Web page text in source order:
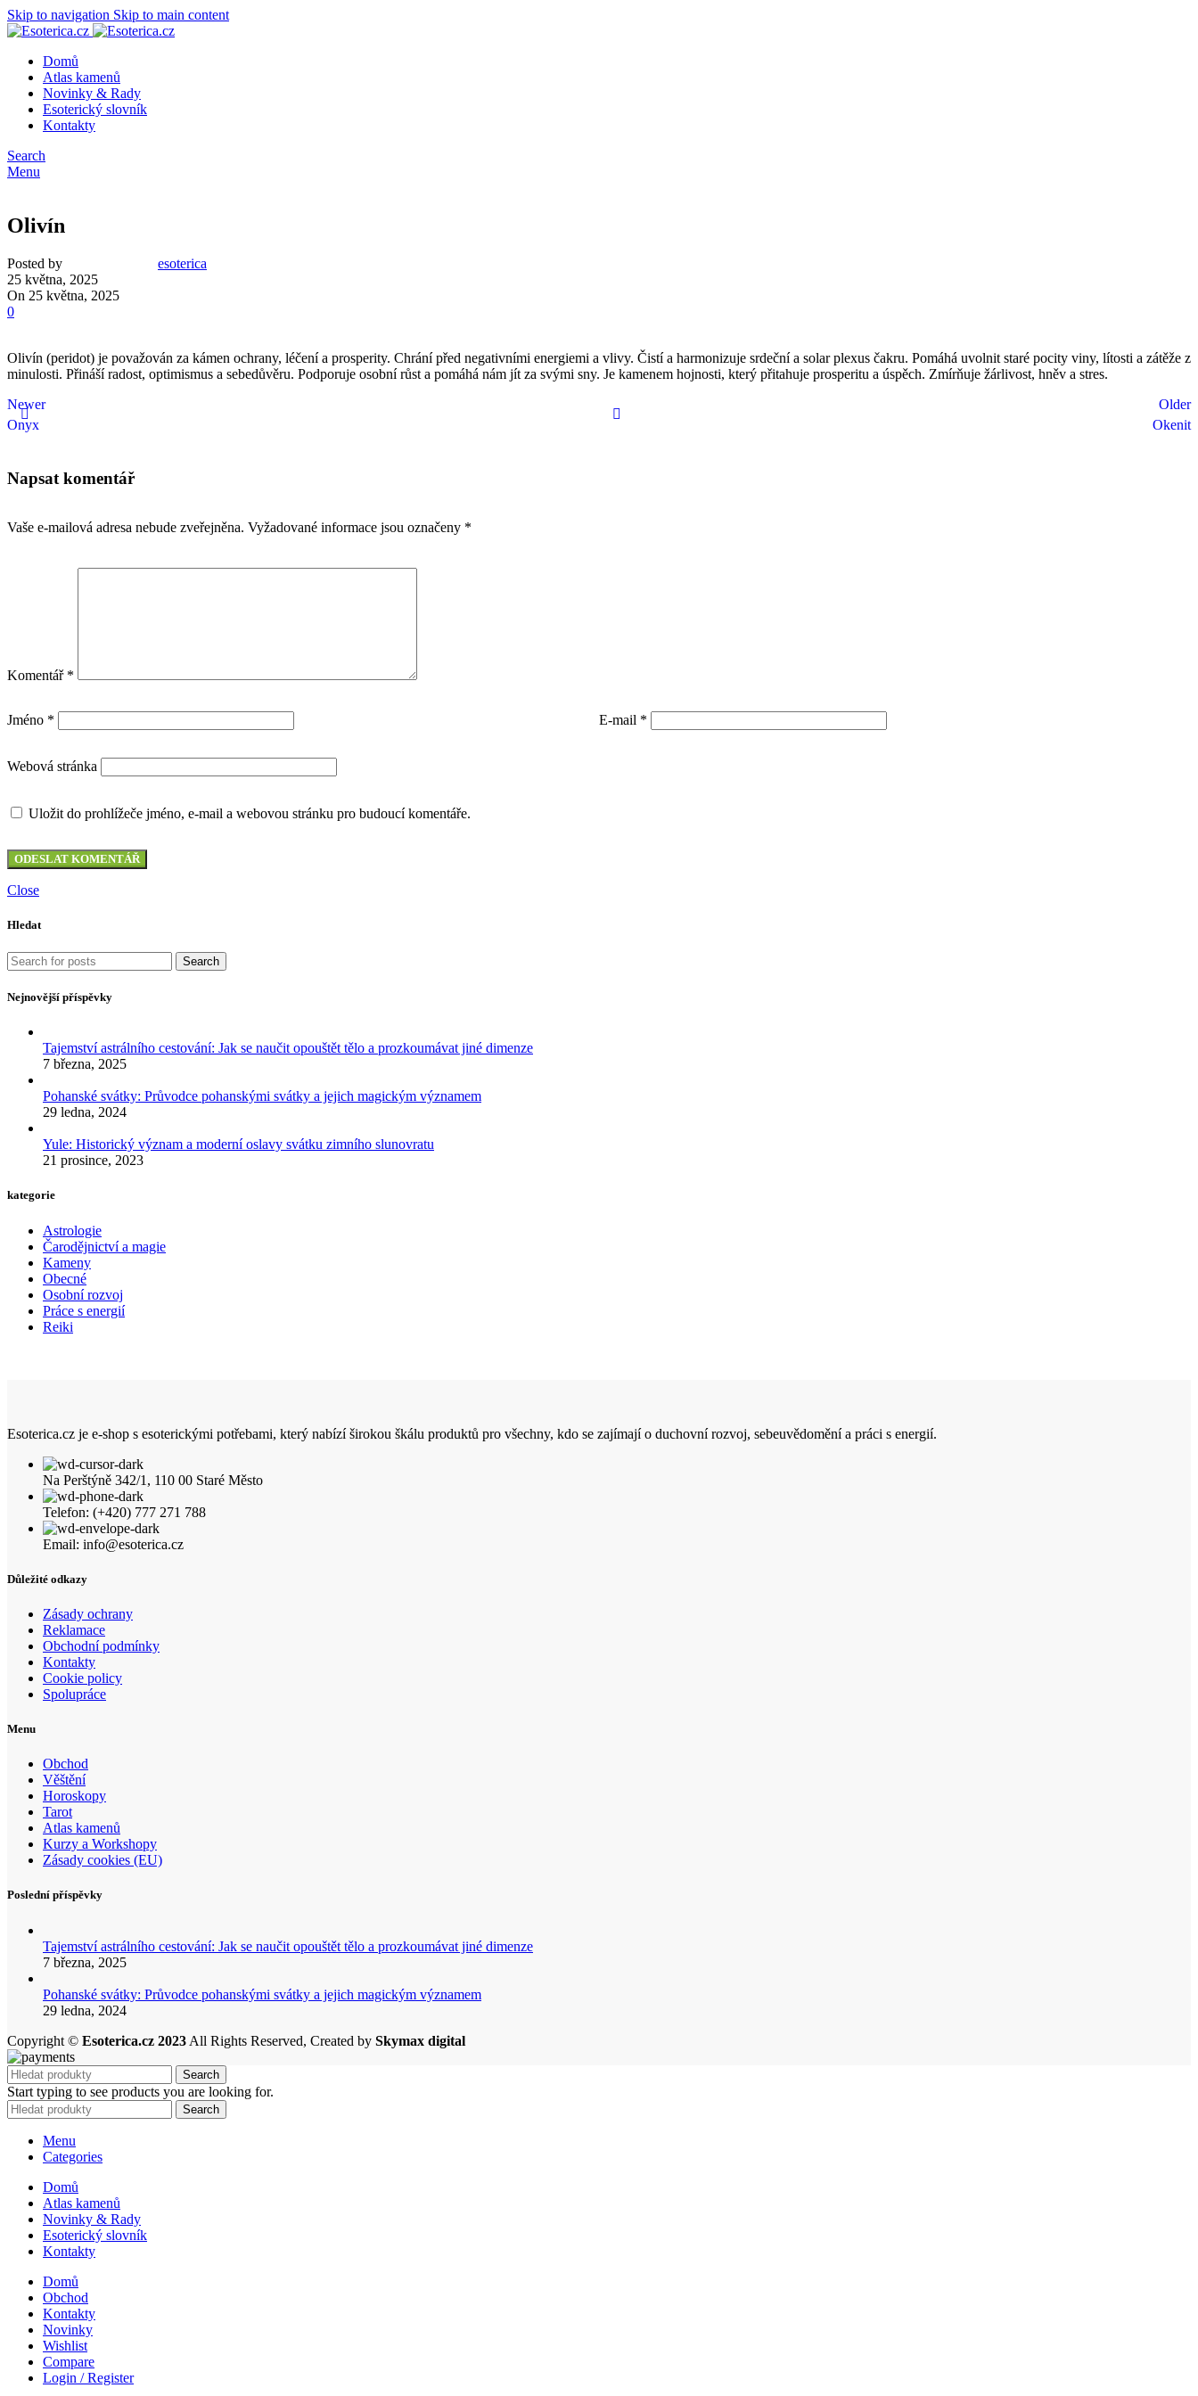
Skip to navigation Skip to main content
Domů
Atlas kamenů
Novinky & Rady
Esoterický slovník
Kontakty
Search
Menu
Olivín
Posted by
esoterica
25 května, 2025
On 25 května, 2025
0
Olivín (peridot) je považován za kámen ochrany, léčení a prosperity. Chrání před negativními energiemi a vlivy. Čistí a harmonizuje srdeční a solar plexus čakru. Pomáhá uvolnit staré pocity viny, lítosti a zátěže z
minulosti. Přináší radost, optimismus a sebedůvěru. Podporuje osobní růst a pomáhá nám jít za svými sny. Je kamenem hojnosti, který přitahuje prosperitu a úspěch. Zmírňuje žárlivost, hněv a stres.
Newer
Onyx
Older
Okenit
Napsat komentář
Vaše e-mailová adresa nebude zveřejněna. Vyžadované informace jsou označeny *
Komentář *
Jméno * E-mail *
Webová stránka
Uložit do prohlížeče jméno, e-mail a webovou stránku pro budoucí komentáře.
Close
Hledat
Search
Nejnovější příspěvky
Tajemství astrálního cestování: Jak se naučit opouštět tělo a prozkoumávat jiné dimenze
7 března, 2025
Pohanské svátky: Průvodce pohanskými svátky a jejich magickým významem
29 ledna, 2024
Yule: Historický význam a moderní oslavy svátku zimního slunovratu
21 prosince, 2023
kategorie
Astrologie
Čarodějnictví a magie
Kameny
Obecné
Osobní rozvoj
Práce s energií
Reiki
Esoterica.cz je e-shop s esoterickými potřebami, který nabízí širokou škálu produktů pro všechny, kdo se zajímají o duchovní rozvoj, sebeuvědomění a práci s energií.
Na Perštýně 342/1, 110 00 Staré Město
Telefon: (+420) 777 271 788
Email: info@esoterica.cz
Důležité odkazy
Zásady ochrany
Reklamace
Obchodní podmínky
Kontakty
Cookie policy
Spolupráce
Menu
Obchod
Věštění
Horoskopy
Tarot
Atlas kamenů
Kurzy a Workshopy
Zásady cookies (EU)
Poslední příspěvky
Tajemství astrálního cestování: Jak se naučit opouštět tělo a prozkoumávat jiné dimenze
7 března, 2025
Pohanské svátky: Průvodce pohanskými svátky a jejich magickým významem
29 ledna, 2024
Copyright © Esoterica.cz 2023 All Rights Reserved, Created by Skymax digital
Search
Start typing to see products you are looking for.
Search
Menu
Categories
Domů
Atlas kamenů
Novinky & Rady
Esoterický slovník
Kontakty
Domů
Obchod
Kontakty
Novinky
Wishlist
Compare
Login / Register